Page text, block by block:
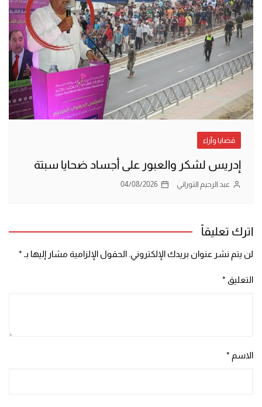
قضايا وآراء
إدريس لشكر والعبور على أجساد ضحايا سبتة
عبد الرحيم التوراني 04/08/2026
اترك تعليقاً
لن يتم نشر عنوان بريدك الإلكتروني. الحقول الإلزامية مشار إليها بـ *
التعليق *
الاسم *